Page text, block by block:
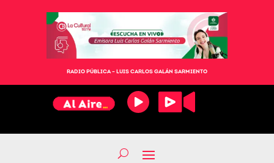
RADIO PÚBLICA – LUIS CARLOS GALÁN SARMIENTO